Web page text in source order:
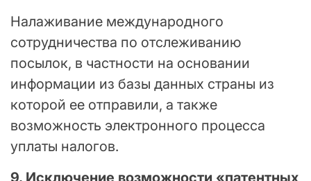
Налаживание международного
сотрудничества по отслеживанию
посылок, в частности на основании
информации из базы данных страны из
которой ее отправили, а также
возможность электронного процесса
уплаты налогов.
9. Исключение возможности «патентных